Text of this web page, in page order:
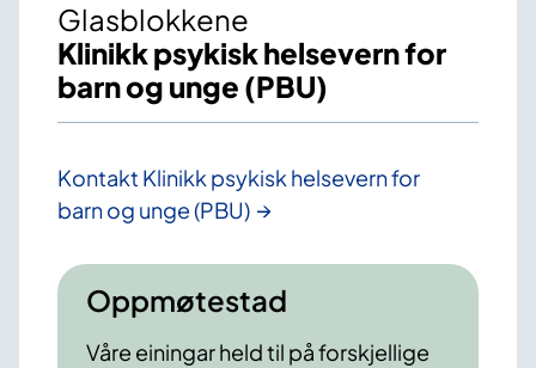
Glasblokkene
Klinikk psykisk helsevern for
barn og unge (PBU)
Kontakt Klinikk psykisk helsevern for
barn og unge (PBU)
Oppmøtestad
Våre einingar held til på forskjellige